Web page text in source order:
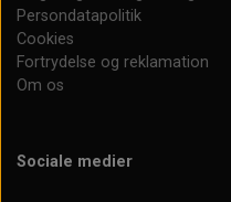
Persondatapolitik
Cookies
Fortrydelse og reklamation
Om os
Sociale medier